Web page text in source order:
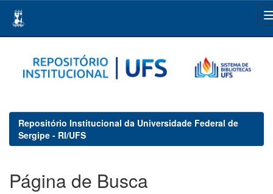
navigation
Repositório Institucional da Universidade Federal de
Sergipe - RI/UFS
Página de Busca